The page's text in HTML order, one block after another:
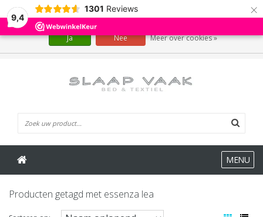
9,4
1301 Reviews ×
MENU
Producten getagd met essenza lea
Wij slaan cookies op om onze website te verbeteren. Is dat akkoord?
Ja Nee Meer over cookies »